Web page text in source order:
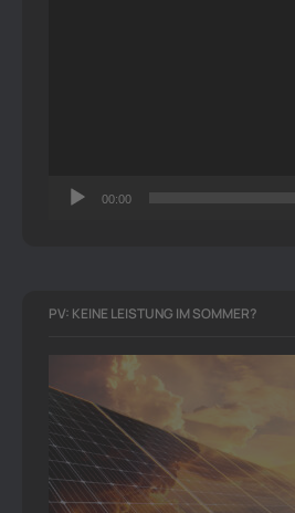
00:00
PV: KEINE LEISTUNG IM SOMMER?